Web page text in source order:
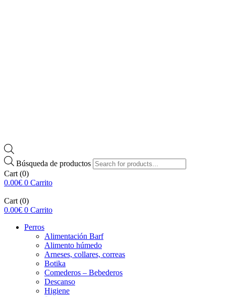
Búsqueda de productos
Cart (0)
0.00€ 0 Carrito
Cart (0)
0.00€ 0 Carrito
Perros
Alimentación Barf
Alimento húmedo
Arneses, collares, correas
Botika
Comederos – Bebederos
Descanso
Higiene